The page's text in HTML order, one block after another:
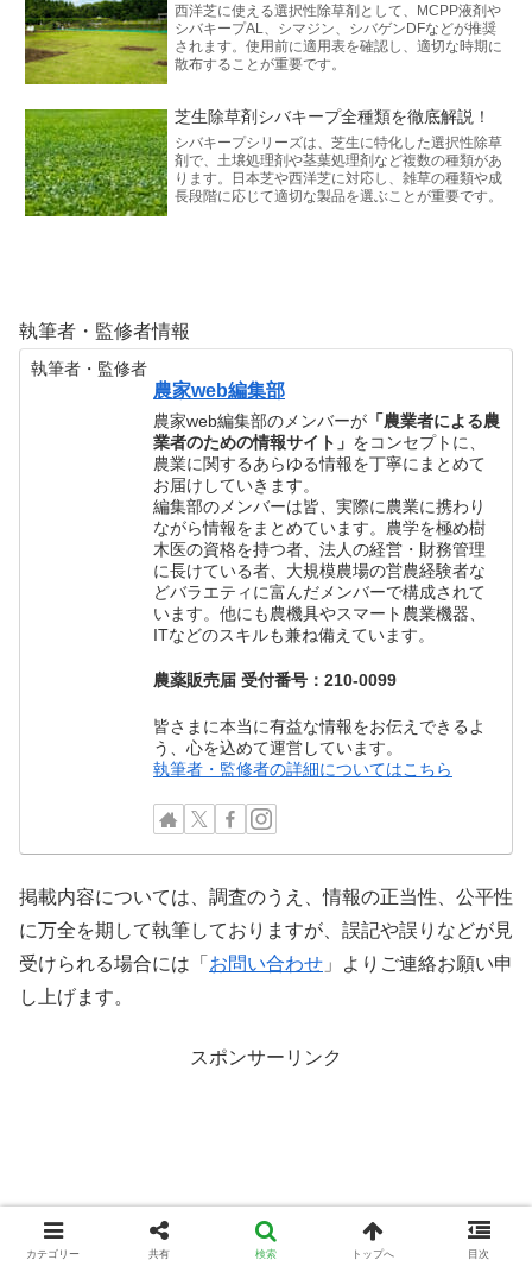
西洋芝に使える選択性除草剤として、MCPP液剤や
シバキープAL、シマジン、シバゲンDFなどが推奨
されます。使用前に適用表を確認し、適切な時期に
散布することが重要です。
芝生除草剤シバキープ全種類を徹底解説！
シバキープシリーズは、芝生に特化した選択性除草
剤で、土壌処理剤や茎葉処理剤など複数の種類があ
ります。日本芝や西洋芝に対応し、雑草の種類や成
長段階に応じて適切な製品を選ぶことが重要です。
執筆者・監修者情報
執筆者・監修者
農家web編集部
農家web編集部のメンバーが 「農業者による農
業者のための情報サイト」 をコンセプトに、
農業に関するあらゆる情報を丁寧にまとめて
お届けしていきます。
編集部のメンバーは皆、実際に農業に携わり
ながら情報をまとめています。農学を極め樹
木医の資格を持つ者、法人の経営・財務管理
に長けている者、大規模農場の営農経験者な
どバラエティに富んだメンバーで構成されて
います。他にも農機具やスマート農業機器、
ITなどのスキルも兼ね備えています。
農薬販売届 受付番号：210-0099
皆さまに本当に有益な情報をお伝えできるよ
う、心を込めて運営しています。
執筆者・監修者の詳細についてはこちら
掲載内容については、調査のうえ、情報の正当性、公平性
に万全を期して執筆しておりますが、誤記や誤りなどが見
受けられる場合には「 お問い合わせ 」よりご連絡お願い申
し上げます。
スポンサーリンク
カテゴリー 共有 検索 トップへ 目次